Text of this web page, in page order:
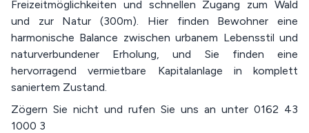
Freizeitmöglichkeiten und schnellen Zugang zum Wald
und zur Natur (300m). Hier finden Bewohner eine
harmonische Balance zwischen urbanem Lebensstil und
naturverbundener Erholung, und Sie finden eine
hervorragend vermietbare Kapitalanlage in komplett
saniertem Zustand.
Zögern Sie nicht und rufen Sie uns an unter 0162 43
1000 3